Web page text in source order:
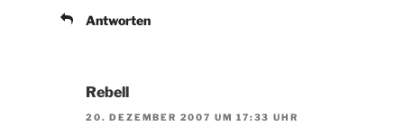
Antworten
Rebell
20. DEZEMBER 2007 UM 17:33 UHR